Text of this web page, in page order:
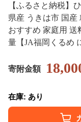
【ふるさと納税】ひのひかり
県産 うきは市 国産
おすすめ 家庭用 送
量【JA福岡くるめ
寄附金額
在庫: あり